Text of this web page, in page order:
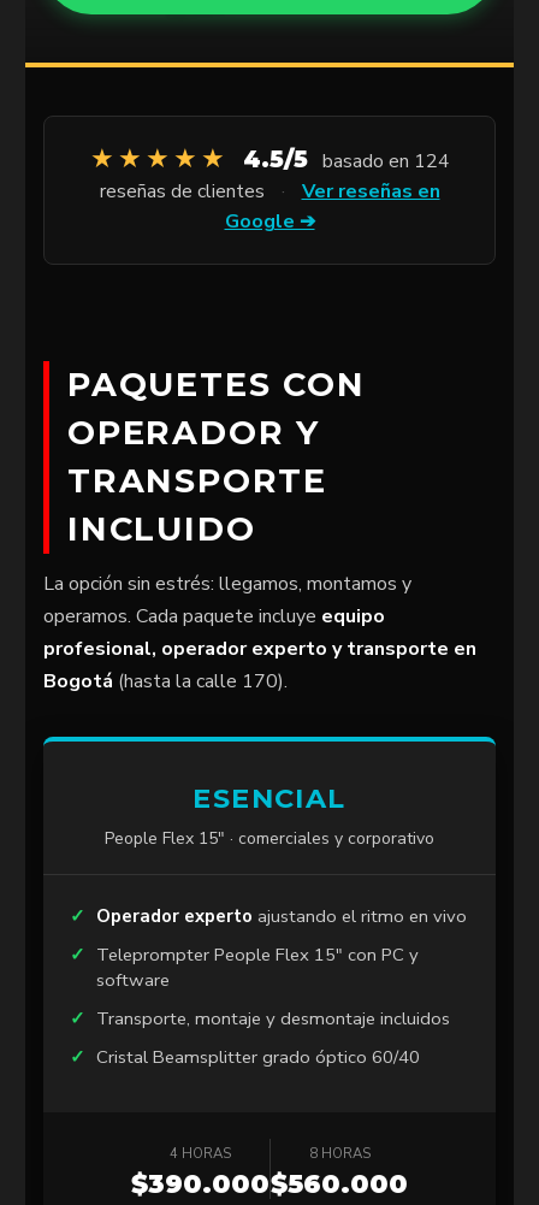
★★★★★ 4.5/5 basado en 124
reseñas de clientes
·
Ver reseñas en
Google ➔
PAQUETES CON
OPERADOR Y
TRANSPORTE
INCLUIDO
La opción sin estrés: llegamos, montamos y
operamos. Cada paquete incluye equipo
profesional, operador experto y transporte en
Bogotá (hasta la calle 170).
ESENCIAL
People Flex 15″ · comerciales y corporativo
Operador experto ajustando el ritmo en vivo
Teleprompter People Flex 15″ con PC y
software
Transporte, montaje y desmontaje incluidos
Cristal Beamsplitter grado óptico 60/40
4 HORAS
$390.000
8 HORAS
$560.000